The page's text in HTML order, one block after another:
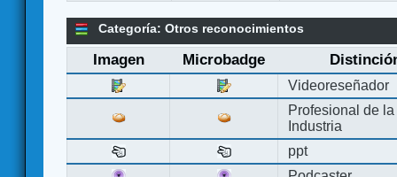
Categoría: Otros reconocimientos
Imagen Microbadge
Videoreseñador
Profesional de la
Industria
ppt